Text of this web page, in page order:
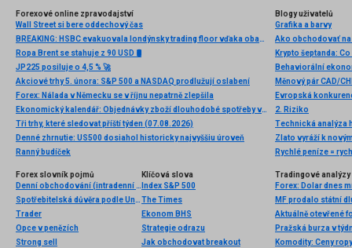
Forexové online zpravodajství
Wall Street si bere oddechový čas
BREAKING: HSBC evakuovala londýnsky trading floor vďaka obavám z koronavírusu
Ropa Brent se stahuje z 90 USD 🛢️
JP225 posiluje o 4,5 % 🚀
Akciové trhy 5. února: S&P 500 a NASDAQ prodlužují oslabení
Forex: Nálada v Německu se v říjnu nepatrně zlepšila
Ekonomický kalendář: Objednávky zboží dlouhodobé spotřeby v USA a maloobchodní tržby v Kanadě
Tři trhy, které sledovat příští týden (07.08.2026)
Denné zhrnutie: US500 dosiahol historicky najvyššiu úroveň
Ranný budíček
Blogy uživatelů
Grafika a barvy
Ako obchodovať
Behaviorální
Měnový pár CAD/
Evropská
2. Riziko
Rychlé peníze =
Forex slovník pojmů
Denní obchodování (intradenní obchodování)
Spotřebitelská důvěra podle University of Michigan
Trader
Opce v penězích
Strong sell
Klíčová slova
Index S&P 500
The Times
Ekonom BHS
Strategie odrazu
Jak obchodovat breakout
Tradingové analýzy
Forex: Dolar dnes
MF prodalo státní
Aktuálně otevřené